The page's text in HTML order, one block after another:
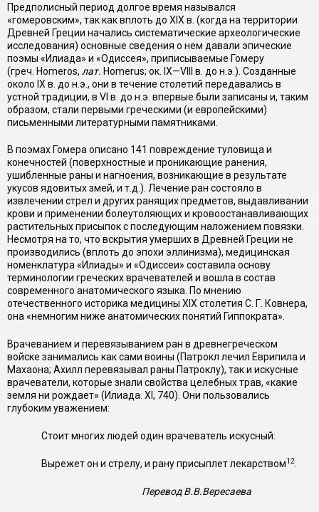
Предполисный период долгое время назывался
«гомеровским», так как вплоть до XIX в. (когда на территории
Древней Греции начались системати­ческие археологические
исследования) основные сведения о нем давали эпиче­ские
поэмы «Илиада» и «Одиссея», приписываемые Гомеру
(греч. Homeros, лат. Homerus; ок . IX—VIII в до н э .). Созданные
около IX в. до н.э., они в течение столетий передавались в
устной традиции, в VI в. до н.э. впервые были записаны и, таким
образом, стали первыми греческими (и европейски­ми)
письменными литературными памятниками.
В поэмах Гомера описано 141 повреждение туловища и
конечностей (по­верхностные и проникающие ранения,
ушибленные раны и нагноения, возни­кающие в результате
укусов ядовитых змей, и т.д.). Лечение ран состояло в
извлечении стрел и других ранящих предметов, выдавливании
крови и приме­нении болеутоляющих и кровоостанавливающих
растительных присыпок с по­следующим наложением повязки.
Несмотря на то, что вскрытия умерших в Древней Греции не
производились (вплоть до эпохи эллинизма), медицинская
номенклатура «Илиады» и «Одиссеи» составила основу
терминологии грече­ских врачевателей и вошла в состав
современного анатомического языка. По мнению
отечественного историка медицины XIX столетия С. Г. Ковнера,
она «немногим ниже анатомических понятий Гиппократа».
Врачеванием и перевязыванием ран в древнегреческом
войске занимались как сами воины (Патрокл лечил Еврипила и
Махаона; Ахилл перевязывал раны Патроклу), так и искусные
врачеватели, которые знали свойства целеб­ных трав, «какие
земля ни рождает» (Илиада. XI, 740). Они пользовались
глубоким уважением:
Стоит многих людей один врачеватель искусный:
Вырежет он и стрелу, и рану присыплет лекарством12
Перевод В.В.Вересаева